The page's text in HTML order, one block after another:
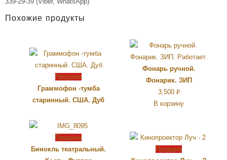
Похожие продукты
Продано
Граммофон -тумба
старинный. США. Дуб
Фонарь ручной.
Фонарик. ЗИП
3,500Р
УБ.
В корзину
Продано
Бинокль театральный.
Продано